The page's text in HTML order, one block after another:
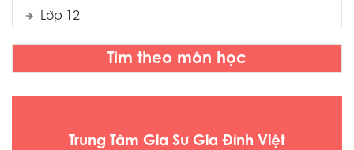
Lớp 12
Tìm theo môn học
Trung Tâm Gia Sư Gia Đình Việt